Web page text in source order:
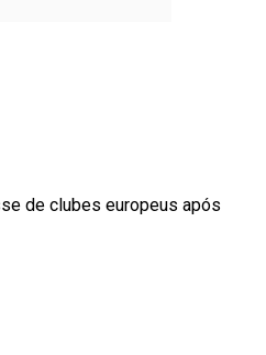
de clubes europeus após